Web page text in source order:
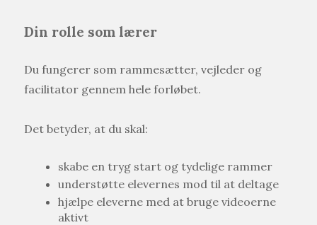
Din rolle som lærer
Du fungerer som rammesætter, vejleder og
facilitator gennem hele forløbet.
Det betyder, at du skal:
skabe en tryg start og tydelige rammer
understøtte elevernes mod til at deltage
hjælpe eleverne med at bruge videoerne
aktivt